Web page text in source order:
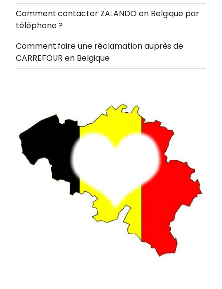
Comment contacter ZALANDO en Belgique par
téléphone ?
Comment faire une réclamation auprès de
CARREFOUR en Belgique